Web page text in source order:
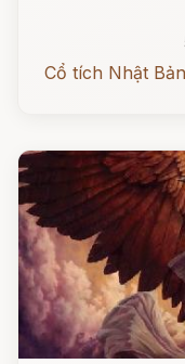
Cổ tích Nhật Bản